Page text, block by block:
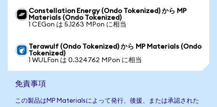
Constellation Energy (Ondo Tokenized) から MP
Materials (Ondo Tokenized)
1 CEGon は 5.1263 MPon に相当
Terawulf (Ondo Tokenized) から MP Materials (Ondo
Tokenized)
1 WULFon は 0.324762 MPon に相当
免責事項
この製品はMP Materialsによって発行、後援、または承認された